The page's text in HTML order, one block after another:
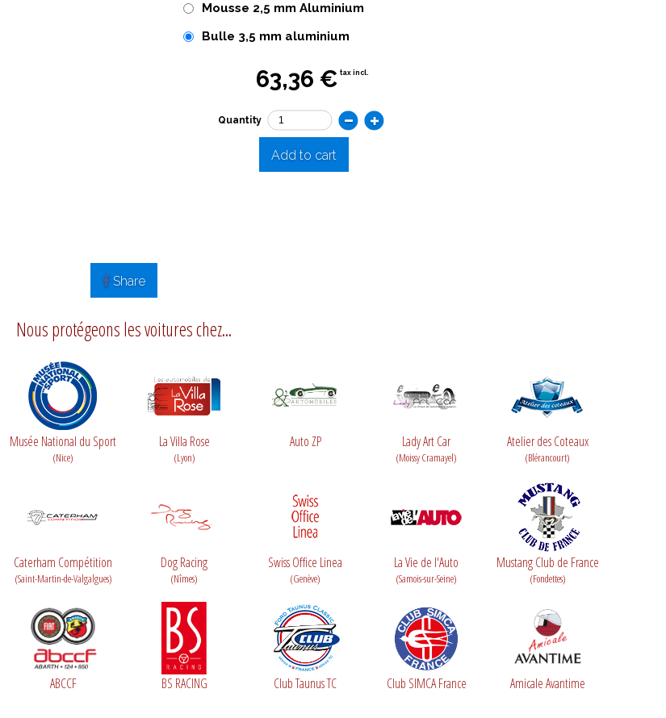
Mousse 2,5 mm Aluminium
Bulle 3,5 mm aluminium
63,36 € tax incl.
Quantity
Add to cart
Share
Nous protégeons les voitures chez...
Musée National du Sport
(Nice)
La Villa Rose
(Lyon)
Auto ZP Lady Art Car
(Moissy Cramayel)
Atelier des Coteaux
(Blérancourt)
Caterham Compétition
(Saint-Martin-de-Valgalgues)
Dog Racing
(Nîmes)
Swiss Office Linea
(Genève)
La Vie de l'Auto
(Samois-sur-Seine)
Mustang Club de France
(Fondettes)
ABCCF BS RACING Club Taunus TC Club SIMCA France Amicale Avantime